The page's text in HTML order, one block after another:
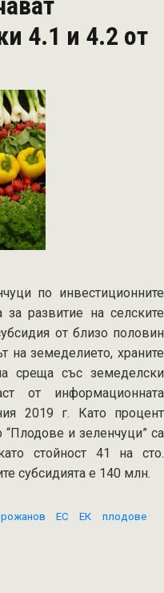
4.1 и 4.2 от
по инвестиционните
развитие на селските
от близо половин
на земеделието, храните
среща със земеделски
от информационната
2019 г. Като процент
“Плодове и зеленчуци” са
стойност 41 на сто.
субсидията е 140 млн.
ЕС ЕК
плодове